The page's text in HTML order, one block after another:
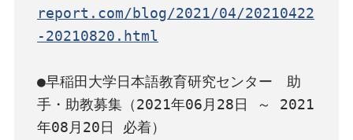
report.com/blog/2021/04/20210422
-20210820.html
●早稲田大学日本語教育研究センター　助
手・助教募集（2021年06月28日 ～ 2021